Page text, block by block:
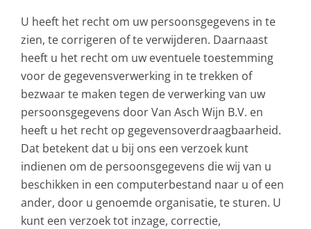
U heeft het recht om uw persoonsgegevens in te
zien, te corrigeren of te verwijderen. Daarnaast
heeft u het recht om uw eventuele toestemming
voor de gegevensverwerking in te trekken of
bezwaar te maken tegen de verwerking van uw
persoonsgegevens door Van Asch Wijn B.V. en
heeft u het recht op gegevensoverdraagbaarheid.
Dat betekent dat u bij ons een verzoek kunt
indienen om de persoonsgegevens die wij van u
beschikken in een computerbestand naar u of een
ander, door u genoemde organisatie, te sturen. U
kunt een verzoek tot inzage, correctie,